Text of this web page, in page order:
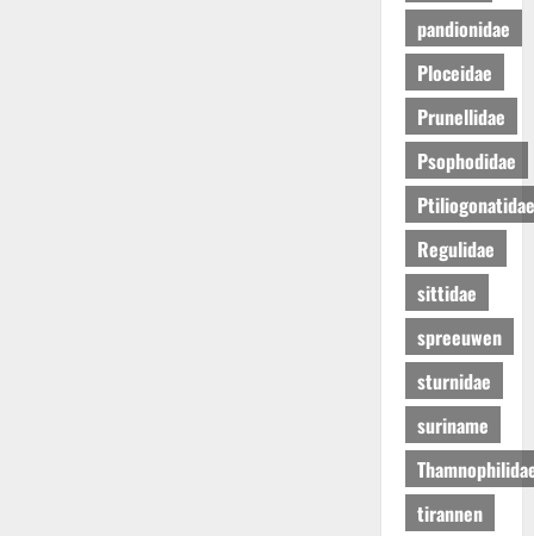
pandionidae
Ploceidae
Prunellidae
Psophodidae
Ptiliogonatidae
Regulidae
sittidae
spreeuwen
sturnidae
suriname
tirannen